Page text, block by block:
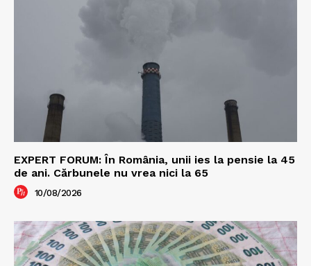
EXPERT FORUM: În România, unii ies la pensie la 45
de ani. Cărbunele nu vrea nici la 65
10/08/2026